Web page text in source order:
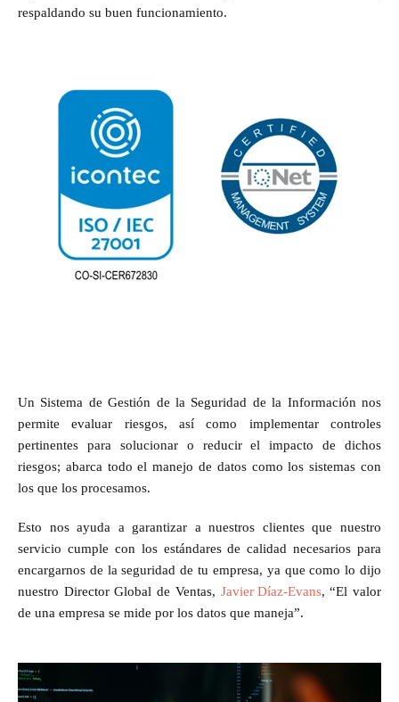
respaldando su buen funcionamiento.
Un Sistema de Gestión de la Seguridad de la Información nos
permite evaluar riesgos, así como implementar controles
pertinentes para solucionar o reducir el impacto de dichos
riesgos; abarca todo el manejo de datos como los sistemas con
los que los procesamos.
Esto nos ayuda a garantizar a nuestros clientes que nuestro
servicio cumple con los estándares de calidad necesarios para
encargarnos de la seguridad de tu empresa, ya que como lo dijo
nuestro Director Global de Ventas, Javier Díaz-Evans, “El valor
de una empresa se mide por los datos que maneja”.